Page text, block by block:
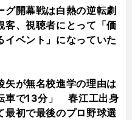
グ開幕戦は白熱の逆転劇
客、視聴者にとって「価
イベント」になっていた
矢が無名校進学の理由は
車で13分」 春江工出身
最初で最後のプロ野球選